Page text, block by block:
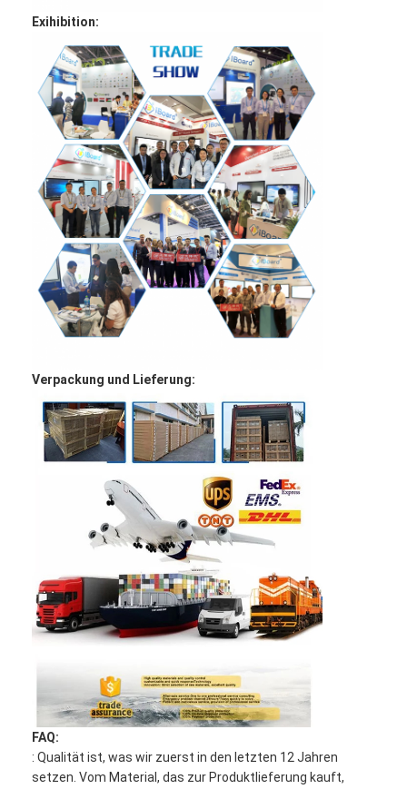
Exihibition:
Verpackung und Lieferung:
FAQ:
: Qualität ist, was wir zuerst in den letzten 12 Jahren
setzen. Vom Material, das zur Produktlieferung kauft,